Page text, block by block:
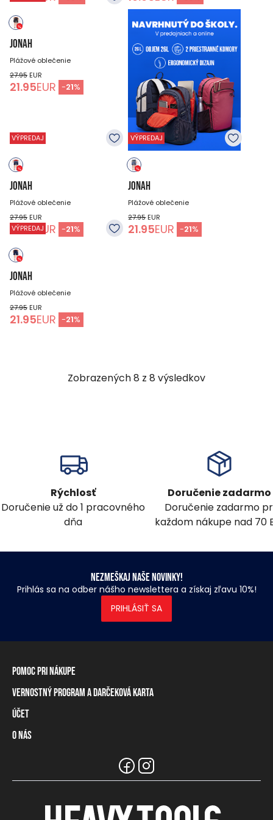
JONAH
Plážové oblečenie
27.95 EUR
21.95EUR -21%
VÝPREDAJ
JONAH
Plážové oblečenie
27.95 EUR
21.95EUR -21%
VÝPREDAJ
JONAH
Plážové oblečenie
27.95EUR
21.95EUR -21%
VÝPREDAJ
JONAH
Plážové oblečenie
27.95 EUR
21.95EUR -21%
Zobrazených8 z 8 výsledkov
Rýchlosť
Doručenie už do 1 pracovného
dňa
Doručenie zadarmo
Doručenie zadarmo
každom nákupe nad 70
Nezmeškaj naše novinky!
Prihlás sa na odber nášho newslettera a získaj zľavu 10%!
PRIHLÁSIŤ SA
Pomoc pri nákupe
Informácie o doručení
Spôsoby platby
Tabuľka rozmerov
Naše predajne a distribútori
Vernostný program a darčeková karta
Vernostný program
Darčeková karta
Účet
Prihlásenie / registrácia
O nás
Informácie pre predajcov